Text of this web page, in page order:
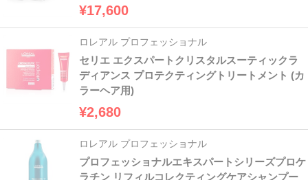
¥17,600
ロレアル プロフェッショナル
セリエ エクスパートクリスタルスーティックラ
ディアンス プロテクティングトリートメント (カ
ラーヘア用)
¥2,680
ロレアル プロフェッショナル
プロフェッショナルエキスパートシリーズプロケ
ラチン リフィルコレクティングケアシャンプー